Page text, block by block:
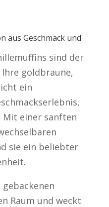
aus Geschmack und
sind der
goldbraune,
ein
Mit einer sanften
sie ein beliebter
Raum und weckt